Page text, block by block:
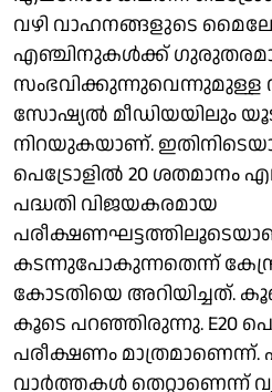
വഴി വാഹനങ്ങളുടെ
എഞ്ചിനുകൾക്ക്
സംഭവിക്കുന്നുവെന്നുമുള്ള
സോഷ്യൽ മീഡിയയിലും
നിറയുകയാണ്.
പെട്രോളിൽ 20
പദ്ധതി വിജയകരമായ
കടന്നുപോകുന്നതെന്ന്
കോടതിയെ അറിയിച്ചത്.
കൂടെ പറഞ്ഞിരുന്നു. E20
പരീക്ഷണം മാത്രമാണെന്ന്.
വാർത്തകൾ തെറ്റാണെന്ന്